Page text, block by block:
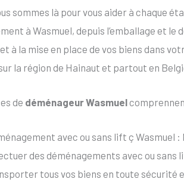
sommes là pour vous aider à chaque
à Wasmuel, depuis l’emballage et le
à la mise en place de vos biens dans
la région de Hainaut et partout en
de déménageur Wasmuel
avec ou sans lift ç Wasmuel
des déménagements avec ou sans
tous vos biens en toute sécurité